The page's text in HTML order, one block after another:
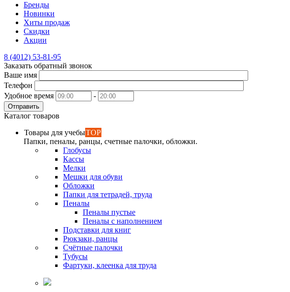
Бренды
Новинки
Хиты продаж
Скидки
Акции
8 (4012) 53-81-95
Заказать обратный звонок
Ваше имя
Телефон
Удобное время
-
Отправить
Каталог товаров
Товары для учебыTOP
Папки, пеналы, ранцы, счетные палочки, обложки.
Глобусы
Кассы
Мелки
Мешки для обуви
Обложки
Папки для тетрадей, труда
Пеналы
Пеналы пустые
Пеналы с наполнением
Подставки для книг
Рюкзаки, ранцы
Счётные палочки
Тубусы
Фартуки, клеенка для труда